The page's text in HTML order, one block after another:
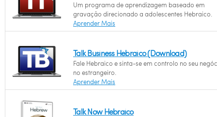
Um programa de aprendizagem baseado em
gravação direcionado a adolescentes Hebraico.
Aprender Mais
Talk Business Hebraico (Download)
Fale Hebraico e sinta-se em controlo no seu
no estrangeiro.
Aprender Mais
Talk Now Hebraico